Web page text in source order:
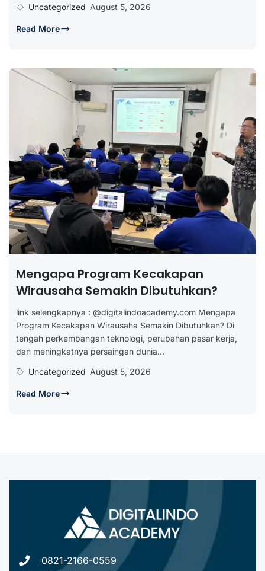
Uncategorized August 5, 2026
Read More
Mengapa Program Kecakapan
Wirausaha Semakin Dibutuhkan?
link selengkapnya : @digitalindoacademy.com Mengapa
Program Kecakapan Wirausaha Semakin Dibutuhkan? Di
tengah perkembangan teknologi, perubahan pasar kerja,
dan meningkatnya persaingan dunia...
Uncategorized August 5, 2026
Read More
0821-2166-0559